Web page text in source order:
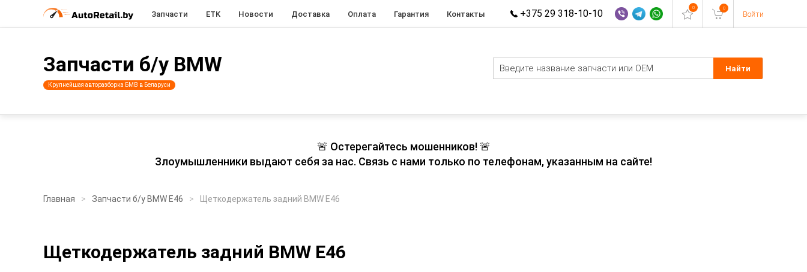
Запчасти ETK Новости Доставка Оплата Гарантия Контакты +375 29 318-10-10 0 0
Войти
Запчасти б/у BMW
Крупнейшая авторазборка БМВ в Беларуси
🚨 Остерегайтесь мошенников! 🚨
Злоумышленники выдают себя за нас. Связь с нами только по телефонам, указанным на сайте!
Главная Запчасти б/у BMW E46 Щеткодержатель задний BMW E46
Щеткодержатель задний BMW E46